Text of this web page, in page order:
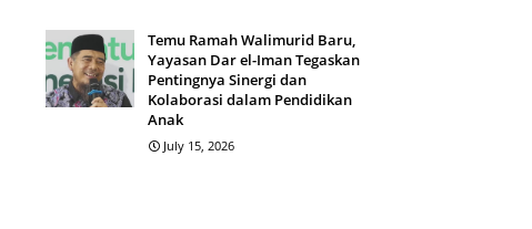
Temu Ramah Walimurid Baru,
Yayasan Dar el-Iman Tegaskan
Pentingnya Sinergi dan
Kolaborasi dalam Pendidikan
Anak
July 15, 2026